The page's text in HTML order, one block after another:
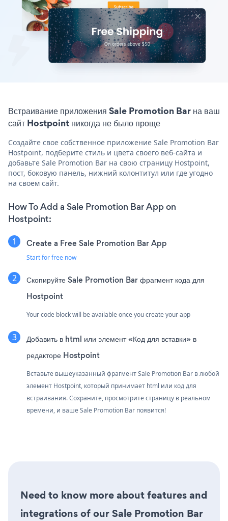
Встраивание приложения Sale Promotion Bar на ваш
сайт Hostpoint никогда не было проще
Создайте свое собственное приложение Sale Promotion Bar
Hostpoint, подберите стиль и цвета своего веб-сайта и
добавьте Sale Promotion Bar на свою страницу Hostpoint,
пост, боковую панель, нижний колонтитул или где угодно
на своем сайт.
How To Add a Sale Promotion Bar App on
Hostpoint:
Create a Free Sale Promotion Bar App
Start for free now
Скопируйте Sale Promotion Bar фрагмент кода для
Hostpoint
Your code block will be available once you create your app
Добавить в html или элемент «Код для вставки» в
редакторе Hostpoint
Вставьте вышеуказанный фрагмент Sale Promotion Bar в любой
элемент Hostpoint, который принимает html или код для
встраивания. Сохраните, просмотрите страницу в реальном
времени, и ваше Sale Promotion Bar появится!
Need to know more about features and
integrations of our Sale Promotion Bar